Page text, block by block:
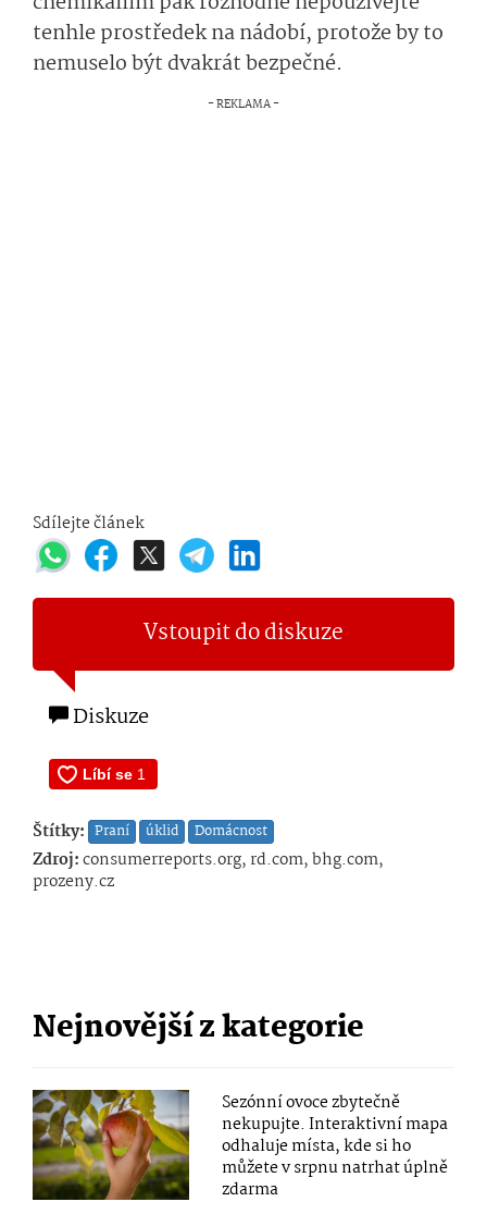
tenhle prostředek na nádobí, protože by to
nemuselo být dvakrát bezpečné.
Sdílejte článek
Vstoupit do diskuze
Diskuze
Štítky: Praní úklid Domácnost
Zdroj:consumerreports.org, rd.com, bhg.com,
prozeny.cz
Nejnovější z kategorie
Sezónní ovoce zbytečně
nekupujte. Interaktivní mapa
odhaluje místa, kde si ho
můžete v srpnu natrhat úplně
zdarma